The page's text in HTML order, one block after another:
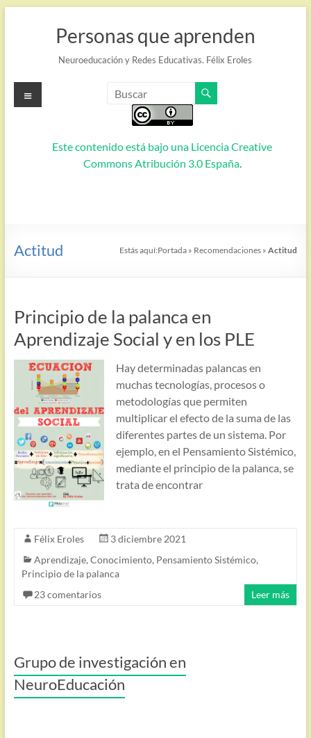
Personas que aprenden
Neuroeducación y Redes Educativas. Félix Eroles
Este contenido está bajo una Licencia Creative
Commons Atribución 3.0 España.
Menú
Actitud Estás aquí:Portada » Recomendaciones »Actitud
Principio de la palanca en
Aprendizaje Social y en los PLE
Hay determinadas palancas en
muchas tecnologías, procesos o
metodologías que permiten
multiplicar el efecto de la suma de las
diferentes partes de un sistema. Por
ejemplo, en el Pensamiento Sistémico,
mediante el principio de la palanca, se
trata de encontrar
Félix Eroles
3 diciembre 2021
Aprendizaje, Conocimiento, Pensamiento Sistémico,
Principio de la palanca
23 comentarios
Leer más
Grupo de investigación en
NeuroEducación